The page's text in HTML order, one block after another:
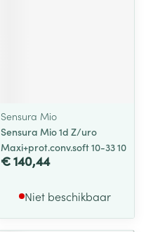
Sensura Mio
Sensura Mio 1d Z/uro
Maxi+prot.conv.soft 10-33 10
€ 140,44
Niet beschikbaar